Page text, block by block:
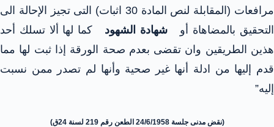
مرافعات (المقابلة لنص المادة 30 اثبات) التى تجيز الإحالة الى
التحقيق بالمضاهاة أو شهادة الشهود
كما لها ألا تسلك أحد
هذين الطريقين وان تقضى بعدم صحة الورقة إذا ثبت لها مما
قدم إليها من ادلة أنها غير صحية وأنها لم تصدر ممن نسبت
إليه”
(نقض مدنى جلسة 24/6/1958 الطعن رقم 219 لسنة 24ق)